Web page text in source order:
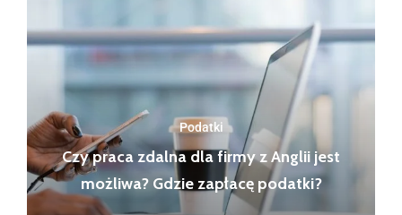
Podatki
Czy praca zdalna dla firmy z Anglii jest
możliwa? Gdzie zapłacę podatki?